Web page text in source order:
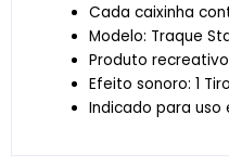
Cada caixinha
Modelo: Traque
Produto recreativo
Efeito sonoro: 1 Tiro
Indicado para